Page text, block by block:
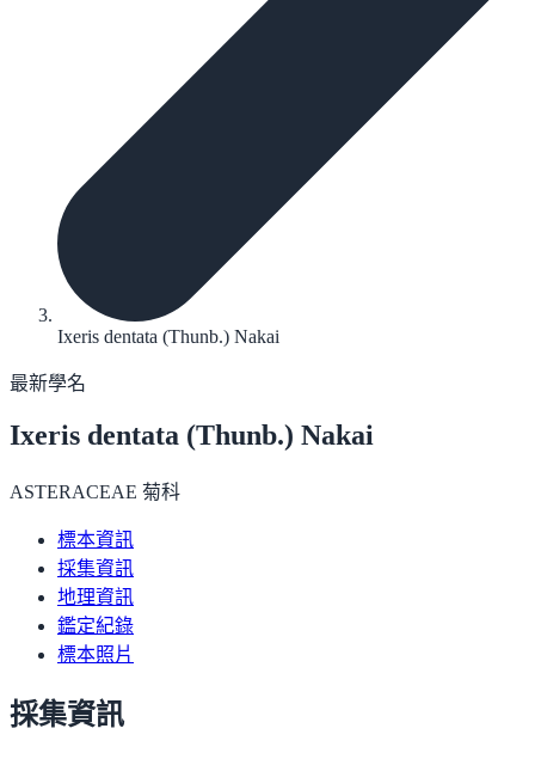
Ixeris dentata (Thunb.) Nakai
最新學名
Ixeris dentata (Thunb.) Nakai
ASTERACEAE 菊科
標本資訊
採集資訊
地理資訊
鑑定紀錄
標本照片
採集資訊